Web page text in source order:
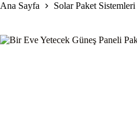
Ana Sayfa Solar Paket Sistemleri